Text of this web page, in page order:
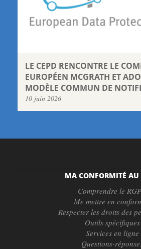
LE CEPD RENCONTRE LE
EUROPÉEN MCGRATH ET
MODÈLE COMMUN DE
10 juin 2026
MA CONFORMITÉ AU
Comprendre le
Me mettre en
Respecter les droits des
Outils spécifiques
Services en ligne
Questions-